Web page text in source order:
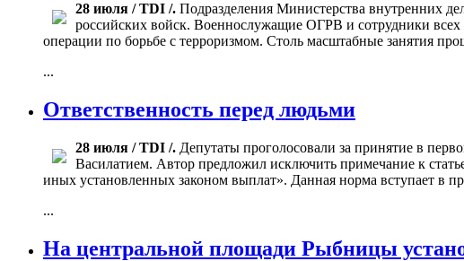
28 июля / TDI /. Подразделения Министерства внутренних
российских войск. Военнослужащие ОГРВ и сотрудники всех
операции по борьбе с терроризмом. Столь масштабные занятия
...
Ответственность перед людьми
28 июля / TDI /. Депутаты проголосовали за принятие в
Василатием. Автор предложил исключить примечание к
иных установленных законом выплат». Данная норма вступает в
...
На центральной площади Рыбницы